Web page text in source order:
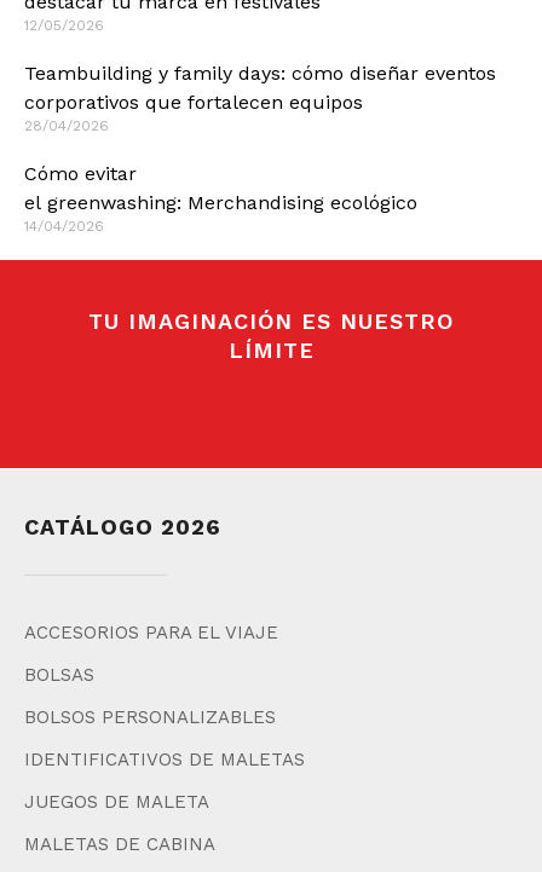
12/05/2026
Teambuilding y family days: cómo diseñar eventos
corporativos que fortalecen equipos
28/04/2026
Cómo evitar
el greenwashing: Merchandising ecológico
14/04/2026
TU IMAGINACIÓN ES NUESTRO
LÍMITE
CATÁLOGO 2026
ACCESORIOS PARA EL VIAJE
BOLSAS
BOLSOS PERSONALIZABLES
IDENTIFICATIVOS DE MALETAS
JUEGOS DE MALETA
MALETAS DE CABINA